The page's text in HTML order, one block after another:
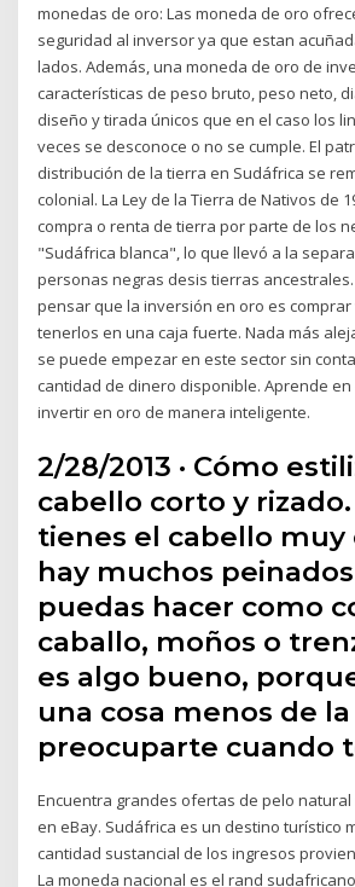
monedas de oro: Las moneda de oro
seguridad al inversor ya que estan
lados. Además, una moneda de oro de
características de peso bruto, peso neto,
diseño y tirada únicos que en el caso los
veces se desconoce o no se cumple. El
distribución de la tierra en Sudáfrica se
colonial. La Ley de la Tierra de Nativos de
compra o renta de tierra por parte de los
"Sudáfrica blanca", lo que llevó a la
personas negras desis tierras
pensar que la inversión en oro es
tenerlos en una caja fuerte. Nada más
se puede empezar en este sector sin
cantidad de dinero disponible. Aprende
invertir en oro de manera inteligente.
2/28/2013 · Cómo
cabello corto y
tienes el cabello muy
hay muchos
puedas hacer como
caballo, moños o
es algo bueno,
una cosa menos de
preocuparte cuando
Encuentra grandes ofertas de pelo
en eBay. Sudáfrica es un destino turístico
cantidad sustancial de los ingresos
La moneda nacional es el rand